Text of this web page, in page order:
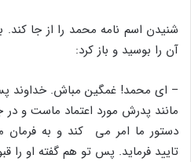
شنیدن اسم نامه محمد را از جا
آن را بوسید و باز کرد:
– اى محمد! غمگین مباش. خداوند
مانند پدرش مورد اعتماد ماست و
دستور ما امر مى کند و به فرمان
تایید فرماید. پس تو هم گفته او را